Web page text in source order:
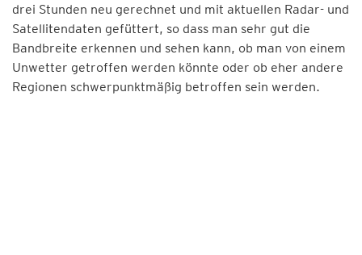
drei Stunden neu gerechnet und mit aktuellen Radar- und
Satellitendaten gefüttert, so dass man sehr gut die
Bandbreite erkennen und sehen kann, ob man von einem
Unwetter getroffen werden könnte oder ob eher andere
Regionen schwerpunktmäßig betroffen sein werden.